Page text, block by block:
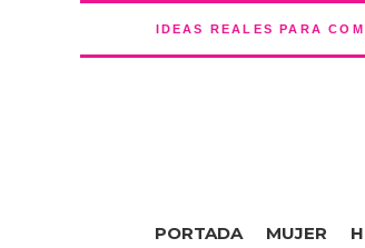
IDEAS REALES PARA
PORTADA MUJER